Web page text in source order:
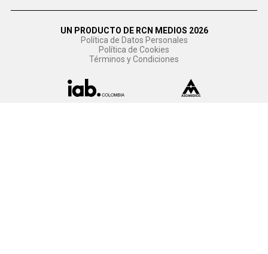
UN PRODUCTO DE RCN MEDIOS 2026
Política de Datos Personales
Política de Cookies
Términos y Condiciones